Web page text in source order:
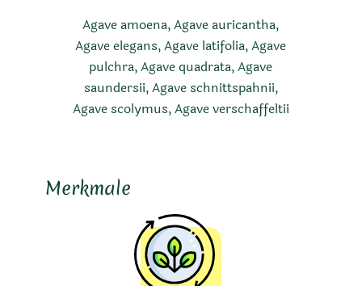
Agave amoena, Agave auricantha,
Agave elegans, Agave latifolia, Agave
pulchra, Agave quadrata, Agave
saundersii, Agave schnittspahnii,
Agave scolymus, Agave verschaffeltii
Merkmale